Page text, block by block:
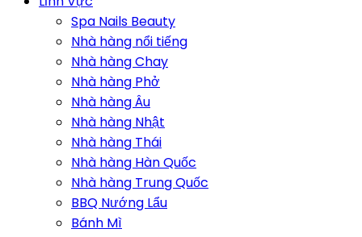
Spa Nails Beauty
Nhà hàng nổi tiếng
Nhà hàng Chay
Nhà hàng Phở
Nhà hàng Âu
Nhà hàng Nhật
Nhà hàng Thái
Nhà hàng Hàn Quốc
Nhà hàng Trung Quốc
BBQ Nướng Lẩu
Bánh Mì